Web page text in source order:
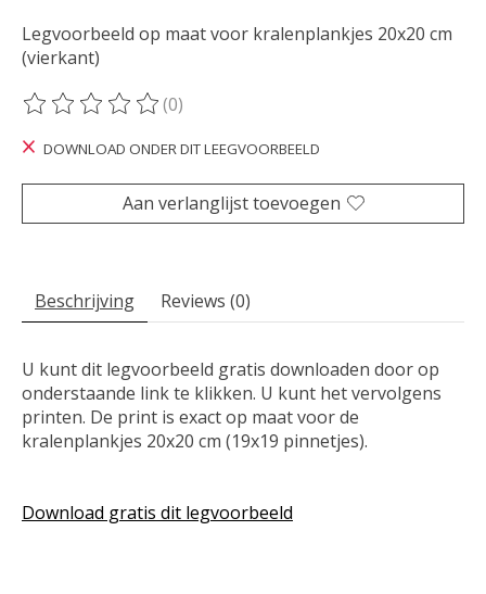
Legvoorbeeld op maat voor kralenplankjes 20x20 cm
(vierkant)
De beoordeling van dit product is
(0)
DOWNLOAD ONDER DIT LEEGVOORBEELD
Aan verlanglijst toevoegen
Beschrijving Reviews (0)
U kunt dit legvoorbeeld gratis downloaden door op
onderstaande link te klikken. U kunt het vervolgens
printen. De print is exact op maat voor de
kralenplankjes 20x20 cm (19x19 pinnetjes).
Download gratis dit legvoorbeeld